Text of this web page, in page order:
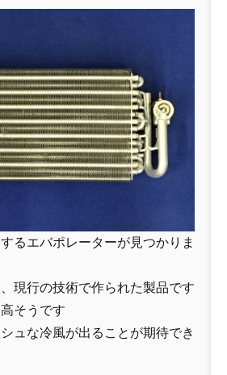
るエバポレーターが見つかりま
現行の技術で作られた製品です
そうです
ュな冷風が出ることが期待でき